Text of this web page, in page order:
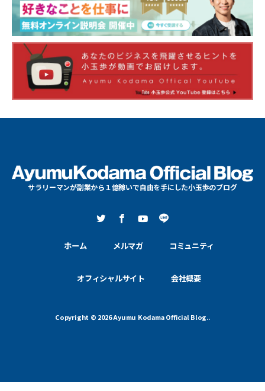
サラリーマンが副業から１億稼いで自由を手にした小玉歩のブログ
ホーム メルマガ コミュニティ
オフィシャルサイト 会社概要
Copyright © 2026 Ayumu Kodama Official Blog..